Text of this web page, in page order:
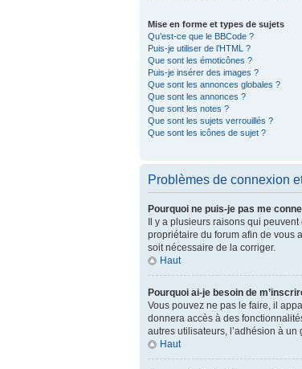
Mise en forme et types de sujets
Qu’est-ce que le BBCode ?
Puis-je utiliser de l’HTML ?
Que sont les émoticônes ?
Puis-je insérer des images ?
Que sont les annonces globales ?
Que sont les annonces ?
Que sont les notes ?
Que sont les sujets verrouillés ?
Que sont les icônes de sujet ?
Problèmes de connexion
Pourquoi ne puis-je pas me
Il y a plusieurs raisons qui
propriétaire du forum afin de vous
soit nécessaire de la corriger.
Haut
Pourquoi ai-je besoin de
Vous pouvez ne pas le faire, il
donnera accès à des
autres utilisateurs, l’adhésion à
Haut